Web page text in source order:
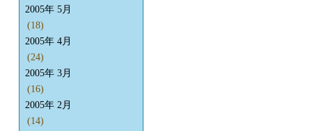
2005年 5月
(18)
2005年 4月
(24)
2005年 3月
(16)
2005年 2月
(14)